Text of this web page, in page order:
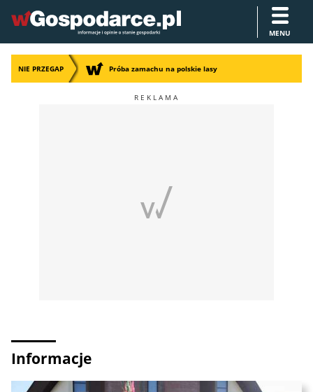
MENU
NIE PRZEGAP Próba zamachu na polskie lasy
Informacje